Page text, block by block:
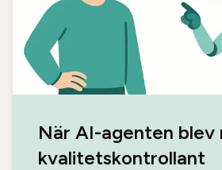
När AI-agenten blev
kvalitetskontrollant